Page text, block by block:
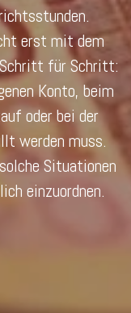
erst mit dem
für Schritt:
Konto, beim
oder bei der
werden muss.
Situationen
einzuordnen.